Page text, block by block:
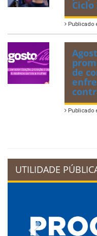
Ciclo
Publicado
de
Publicado
UTILIDADE
Previous